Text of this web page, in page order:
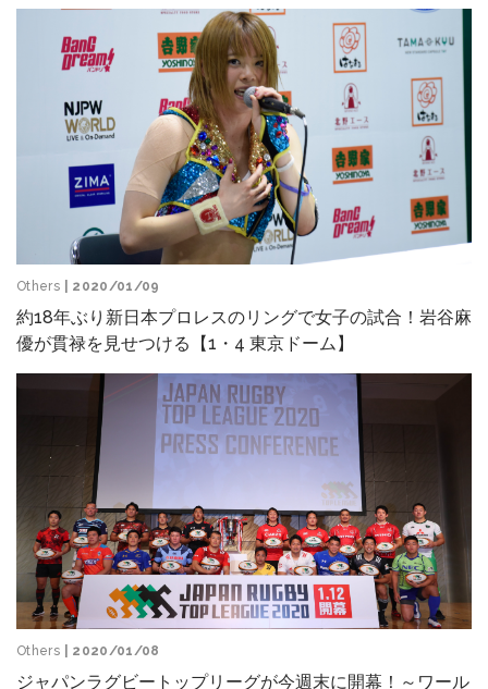
Others | 2020/01/09
約18年ぶり新日本プロレスのリングで女子の試合！岩谷麻
優が貫禄を見せつける【1・4 東京ドーム】
Others | 2020/01/08
ジャパンラグビートップリーグが今週末に開幕！～ワール